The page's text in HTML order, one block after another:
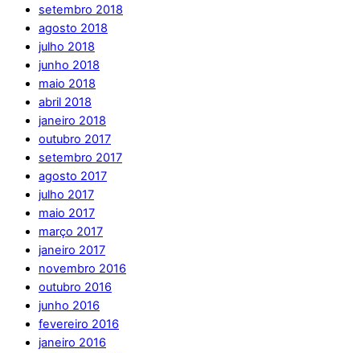
setembro 2018
agosto 2018
julho 2018
junho 2018
maio 2018
abril 2018
janeiro 2018
outubro 2017
setembro 2017
agosto 2017
julho 2017
maio 2017
março 2017
janeiro 2017
novembro 2016
outubro 2016
junho 2016
fevereiro 2016
janeiro 2016